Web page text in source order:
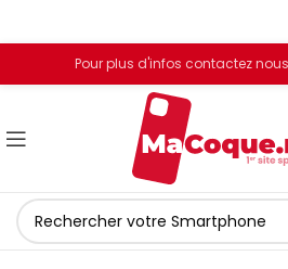
Pour plus d'infos contactez